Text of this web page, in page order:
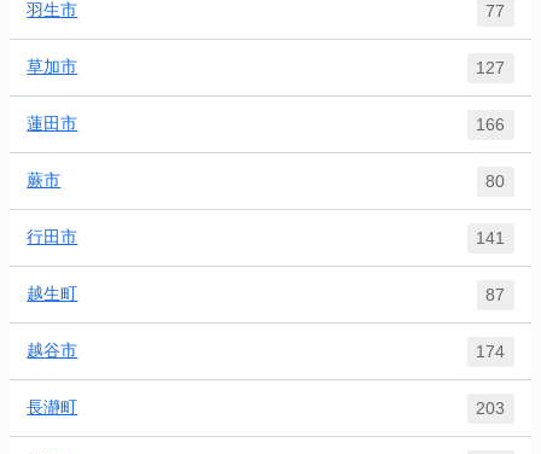
羽生市 77
草加市 127
蓮田市 166
蕨市 80
行田市 141
越生町 87
越谷市 174
長瀞町 203